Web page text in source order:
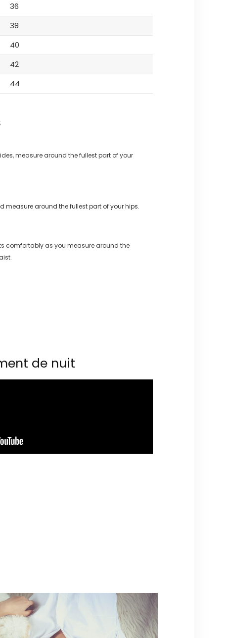
36
38
40
42
44
measure around the fullest part of your
measure around the fullest part of your hips.
comfortably as you measure around the
de nuit